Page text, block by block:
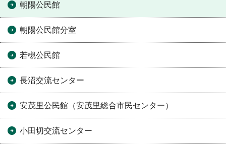
朝陽公民館
朝陽公民館分室
若槻公民館
長沼交流センター
安茂里公民館（安茂里総合市民センター）
小田切交流センター